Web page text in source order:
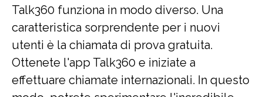
Talk360 funziona in modo diverso. Una
caratteristica sorprendente per i nuovi
utenti è la chiamata di prova gratuita.
Ottenete l'app Talk360 e iniziate a
effettuare chiamate internazionali. In questo